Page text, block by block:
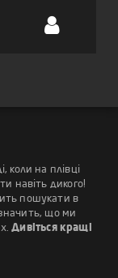
коли на плівці
навіть дикого!
пошукати в
що ми
Дивіться кращі